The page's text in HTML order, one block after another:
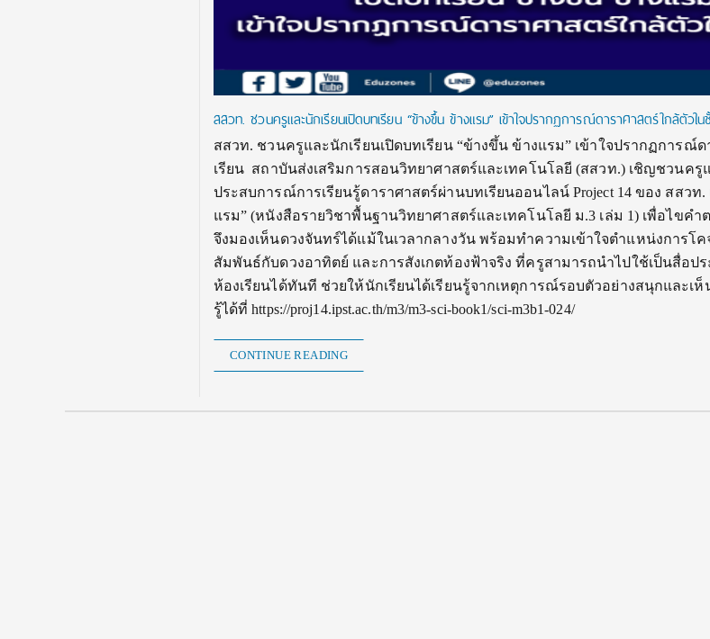
สสวท. ชวนครูและนักเรียนเปิดบทเรียน “ข้างขึ้น ข้างแรม” เข้าใจปรากฏการณ์ดาราศาสตร์ใกล้ตัวใน
สสวท. ชวนครูและนักเรียนเปิดบทเรียน “ข้างขึ้น ข้างแรม” เข้าใจปรากฏการณ์
เรียน สถาบันส่งเสริมการสอนวิทยาศาสตร์และเทคโนโลยี (สสวท.) เชิญชวนครู
ประสบการณ์การเรียนรู้ดาราศาสตร์ผ่านบทเรียนออนไลน์ Project 14 ของ สสวท.
แรม” (หนังสือรายวิชาพื้นฐานวิทยาศาสตร์และเทคโนโลยี ม.3 เล่ม 1) เพื่อไขคำ
จึงมองเห็นดวงจันทร์ได้แม้ในเวลากลางวัน พร้อมทำความเข้าใจตำแหน่งการโ
สัมพันธ์กับดวงอาทิตย์ และการสังเกตท้องฟ้าจริง ที่ครูสามารถนำไปใช้เป็นสื่อป
ห้องเรียนได้ทันที ช่วยให้นักเรียนได้เรียนรู้จากเหตุการณ์รอบตัวอย่างสนุกและเ
รู้ได้ที่ https://proj14.ipst.ac.th/m3/m3-sci-book1/sci-m3b1-024/
CONTINUE READING